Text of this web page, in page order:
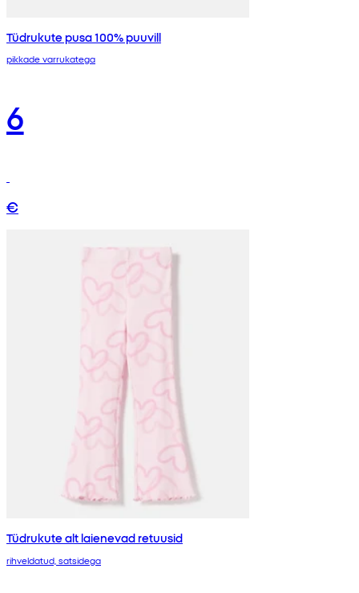
Tüdrukute pusa 100% puuvill
pikkade varrukatega
6
€
Tüdrukute alt laienevad retuusid
rihveldatud, satsidega